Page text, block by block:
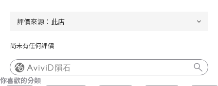
尚未有任何評價
隕石
你喜歡的分類